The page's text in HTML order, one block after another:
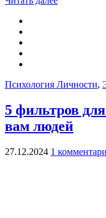
Психология Личности,
5 фильтров
вам людей
27.12.2024 1